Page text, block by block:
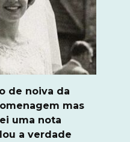
de noiva da
mas
uma nota
a verdade